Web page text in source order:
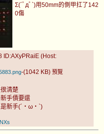
Σ(´ﾟдﾟ`)用50mm的側甲扛了142
0傷
ID:AXyPRaiE (Host:
-(1042 KB) 預覽
清楚
手債要還
新手(´・ω・`)